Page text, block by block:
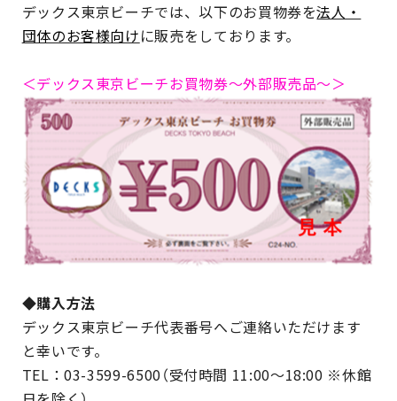
デックス東京ビーチでは、以下のお買物券を法人・
団体のお客様向けに販売をしております。
＜デックス東京ビーチお買物券～外部販売品～＞
◆購入方法
デックス東京ビーチ代表番号へご連絡いただけます
と幸いです。
TEL：03-3599-6500（受付時間 11:00～18:00 ※休館